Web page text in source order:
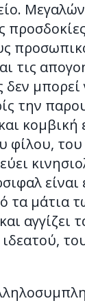
τις
μπορεί
την
κομβική
φίλου,
τα μάτια
αγγίζει